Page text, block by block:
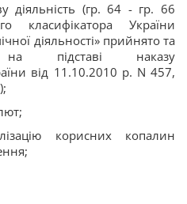
діяльність (гр. 64 - гр. 66
класифікатора України
діяльності» прийнято та
підставі наказу
від 11.10.2010 р. N 457,
корисних копалин